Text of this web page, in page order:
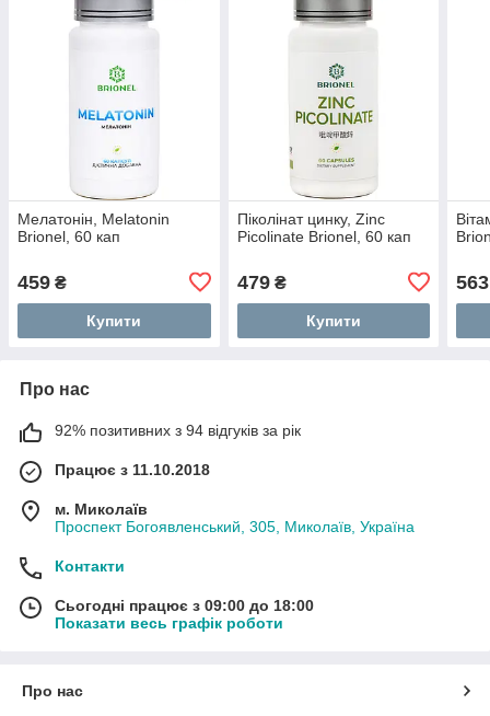
Мелатонін, Melatonin
Brionel, 60 кап
459 ₴
Купити
Піколінат цинку, Zinc
Picolinate Brionel, 60 кап
479₴
Купити
563
Про нас
92% позитивних з 94 відгуків за рік
Працює з 11.10.2018
м. Миколаїв
Проспект Богоявленський, 305, Миколаїв, Україна
Контакти
Сьогодні працює з 09:00 до 18:00
Показати весь графік роботи
Про нас